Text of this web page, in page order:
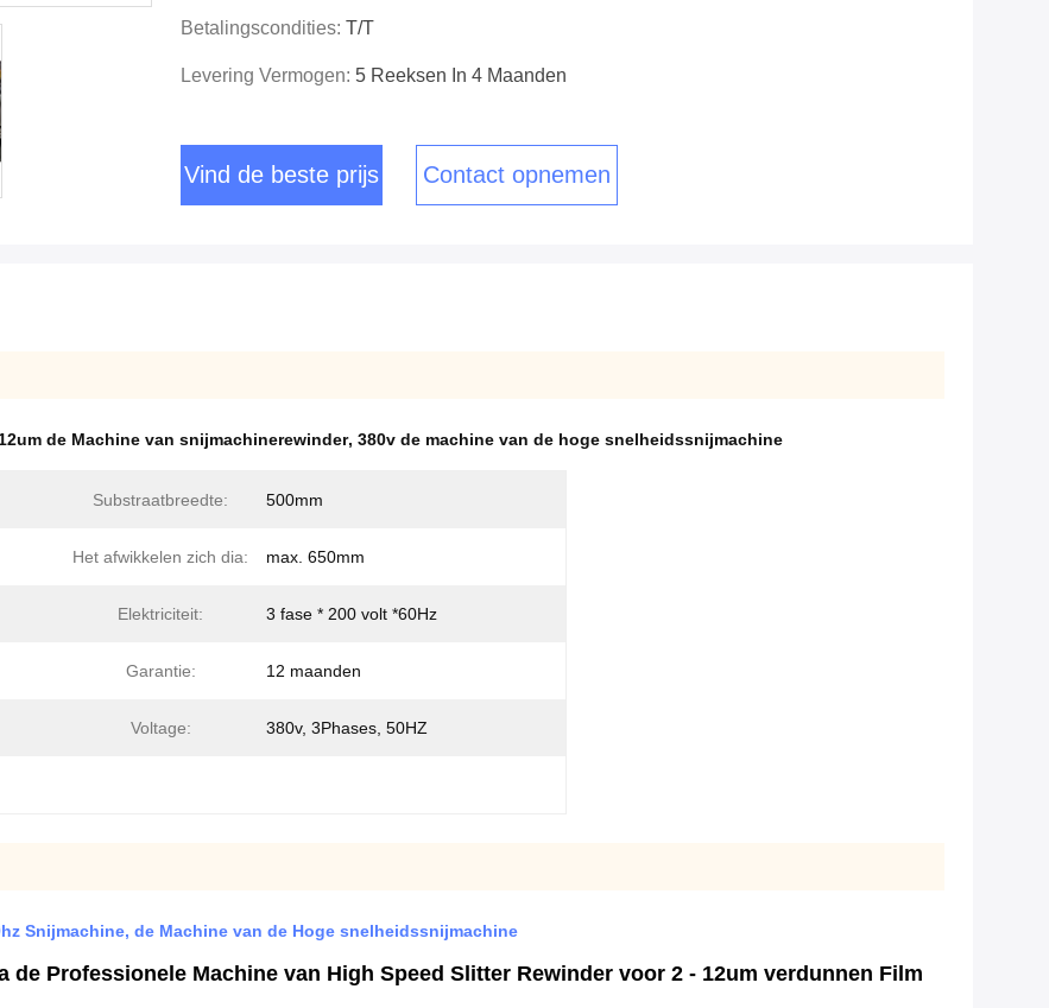
Betalingscondities: T/T
Levering Vermogen: 5 Reeksen In 4 Maanden
Vind de beste prijs Contact opnemen
12um de Machine van snijmachinerewinder, 380v de machine van de hoge snelheidssnijmachine
Substraatbreedte: 500mm
Het afwikkelen zich dia: max. 650mm
Elektriciteit: 3 fase * 200 volt *60Hz
Garantie: 12 maanden
Voltage: 380v, 3Phases, 50HZ
Snijmachine, de Machine van de Hoge snelheidssnijmachine
de Professionele Machine van High Speed Slitter Rewinder voor 2 - 12um verdunnen Film